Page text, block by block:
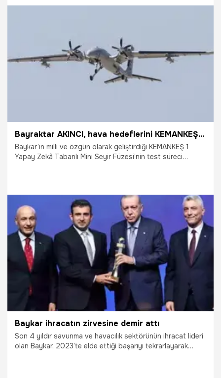
destekleyeceğimiz anlamına gelmez. ABD'nin böyle bir
Dünya
Bayraktar AKINCI, hava hedeflerini KEMANKEŞ 1 ile vurdu
Baykar’ın milli ve özgün olarak geliştirdiği KEMANKEŞ 1
Yapay Zekâ Tabanlı Mini Seyir Füzesi’nin test süreci
başarıyla imha etti.
4.07.2025 Ekonomi
Baykar ihracatın zirvesine demir attı
Son 4 yıldır savunma ve havacılık sektörünün ihracat lideri
olan Baykar, 2023’te elde ettiği başarıyı tekrarlayarak